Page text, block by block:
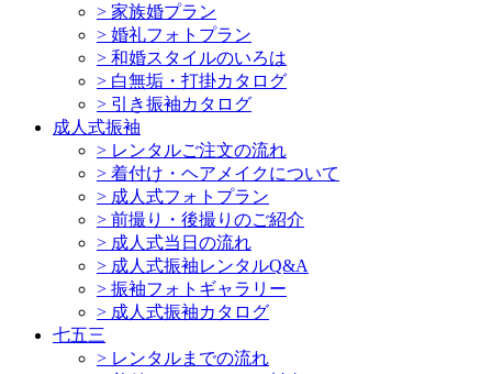
> 家族婚プラン
> 婚礼フォトプラン
> 和婚スタイルのいろは
> 白無垢・打掛カタログ
> 引き振袖カタログ
成人式振袖
> レンタルご注文の流れ
> 着付け・ヘアメイクについて
> 成人式フォトプラン
> 前撮り・後撮りのご紹介
> 成人式当日の流れ
> 成人式振袖レンタルQ&A
> 振袖フォトギャラリー
> 成人式振袖カタログ
七五三
> レンタルまでの流れ